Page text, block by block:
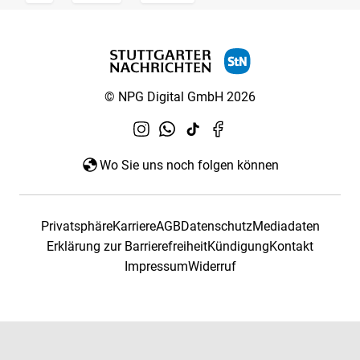
© NPG Digital GmbH 2026
Wo Sie uns noch folgen können
PrivatsphäreKarriereAGBDatenschutzMediadaten
Erklärung zur BarrierefreiheitKündigungKontakt
ImpressumWiderruf